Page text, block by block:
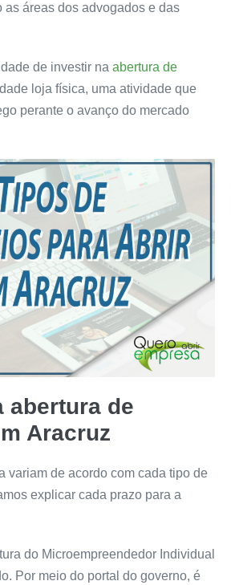
as áreas dos advogados e das
de investir na abertura de
loja física, uma atividade que
perante o avanço do mercado
abertura de
Aracruz
variam de acordo com cada tipo de
explicar cada prazo para a
do Microempreendedor Individual
Por meio do portal do governo, é